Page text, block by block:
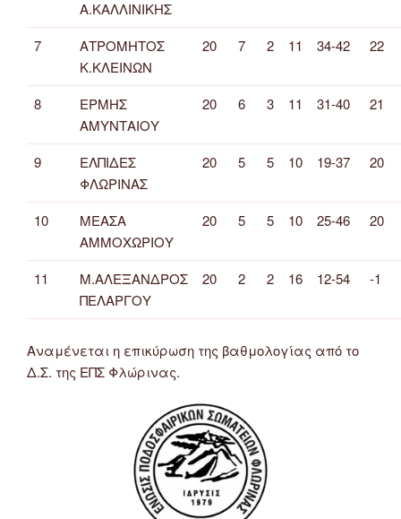
Α.ΚΑΛΛΙΝΙΚΗΣ
7
ΑΤΡΟΜΗΤΟΣ
Κ.ΚΛΕΙΝΩΝ
20 7 2 11 34-42 22
8
ΕΡΜΗΣ
ΑΜΥΝΤΑΙΟΥ
20 6 3 11 31-40 21
9
ΕΛΠΙΔΕΣ
ΦΛΩΡΙΝΑΣ
20 5 5 10 19-37 20
10
ΜΕΑΣΑ
ΑΜΜΟΧΩΡΙΟΥ
20 5 5 10 25-46 20
11
Μ.ΑΛΕΞΑΝΔΡΟΣ
ΠΕΛΑΡΓΟΥ
20 2 2 16 12-54 -1
Αναμένεται η επικύρωση της βαθμολογίας από το
Δ.Σ. της ΕΠΣ Φλώρινας.